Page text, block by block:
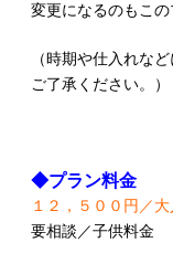
変更になるのもこの
（時期や仕入れな
ご了承ください。）
◆プラン料金
１２，５００円／大
要相談／子供料金